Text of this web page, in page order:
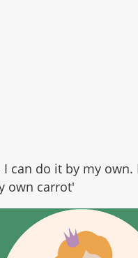
can do it by my own.
own carrot'